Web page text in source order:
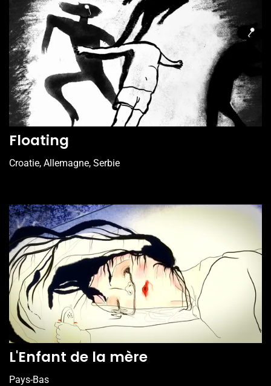
Floating
Croatie, Allemagne, Serbie
L'Enfant de la mère
Pays-Bas